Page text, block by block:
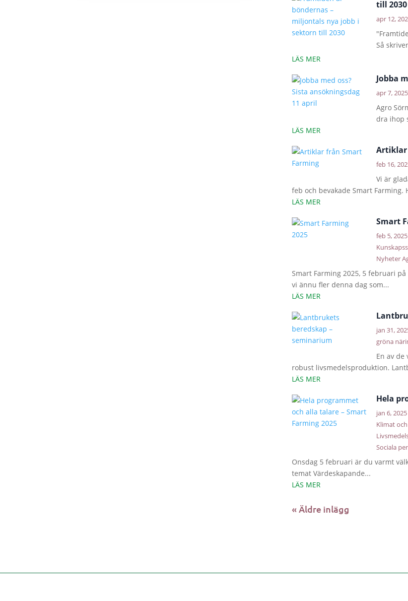
till 2030
apr 12,
Så
LÄS MER
Jobba
apr 7, 2025
Agro
dra ihop
LÄS MER
Artiklar
feb 16,
Vi är
feb och bevakade Smart Farming.
LÄS MER
Smart
feb 5, 2025
Nyheter
Smart Farming 2025, 5 februari
vi ännu fler denna dag som...
LÄS MER
jan 31,
gröna
En av
robust livsmedelsproduktion.
LÄS MER
Hela
jan 6, 2025
Klimat
Sociala
Onsdag 5 februari är du varmt
temat Värdeskapande...
LÄS MER
« Äldre inlägg